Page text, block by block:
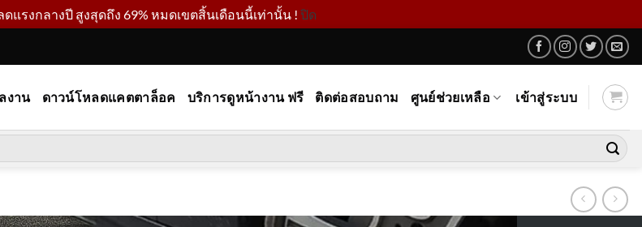
ลดแรงกลางปี สูงสุดถึง 69% หมดเขตสิ้นเดือนนี้เท่านั้น !ปิด
งาน ดาวน์โหลดแคตตาล็อค บริการดูหน้างาน ฟรี ติดต่อสอบถาม ศูนย์ช่วยเหลือ เข้าสู่ระบบ